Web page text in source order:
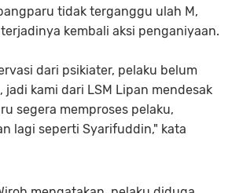
tidak terganggu ulah M,
kembali aksi penganiyaan.
dari psikiater, pelaku belum
jadi kami dari LSM Lipan mendesak
segera memproses pelaku,
lagi seperti Syarifuddin," kata